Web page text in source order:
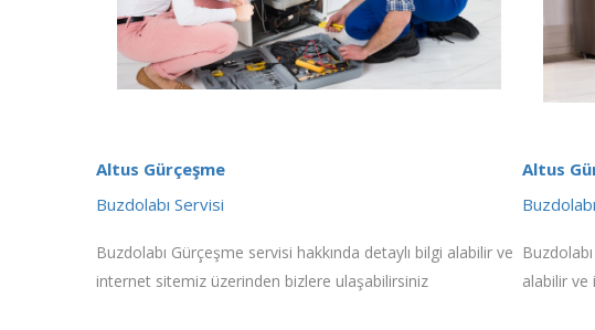
Altus Gürçeşme
Buzdolabı Servisi
Buzdolabı Gürçeşme servisi hakkında detaylı bilgi alabilir ve
internet sitemiz üzerinden bizlere ulaşabilirsiniz
Altus
alabilir ve